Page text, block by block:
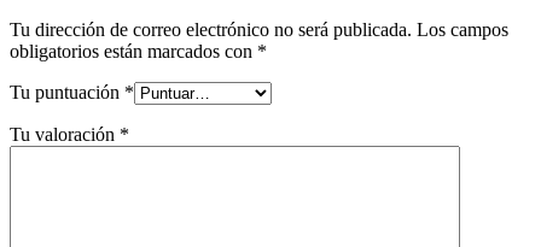
Tu dirección de correo electrónico no será publicada. Los campos
obligatorios están marcados con *
Tu puntuación *
Tu valoración *